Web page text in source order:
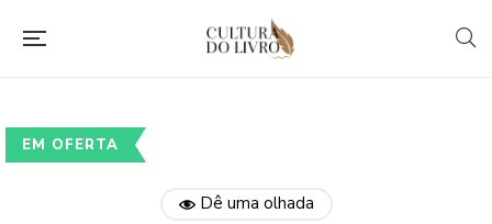
EM OFERTA
Dê uma olhada